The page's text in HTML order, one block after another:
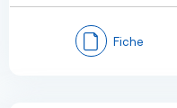
Fiche